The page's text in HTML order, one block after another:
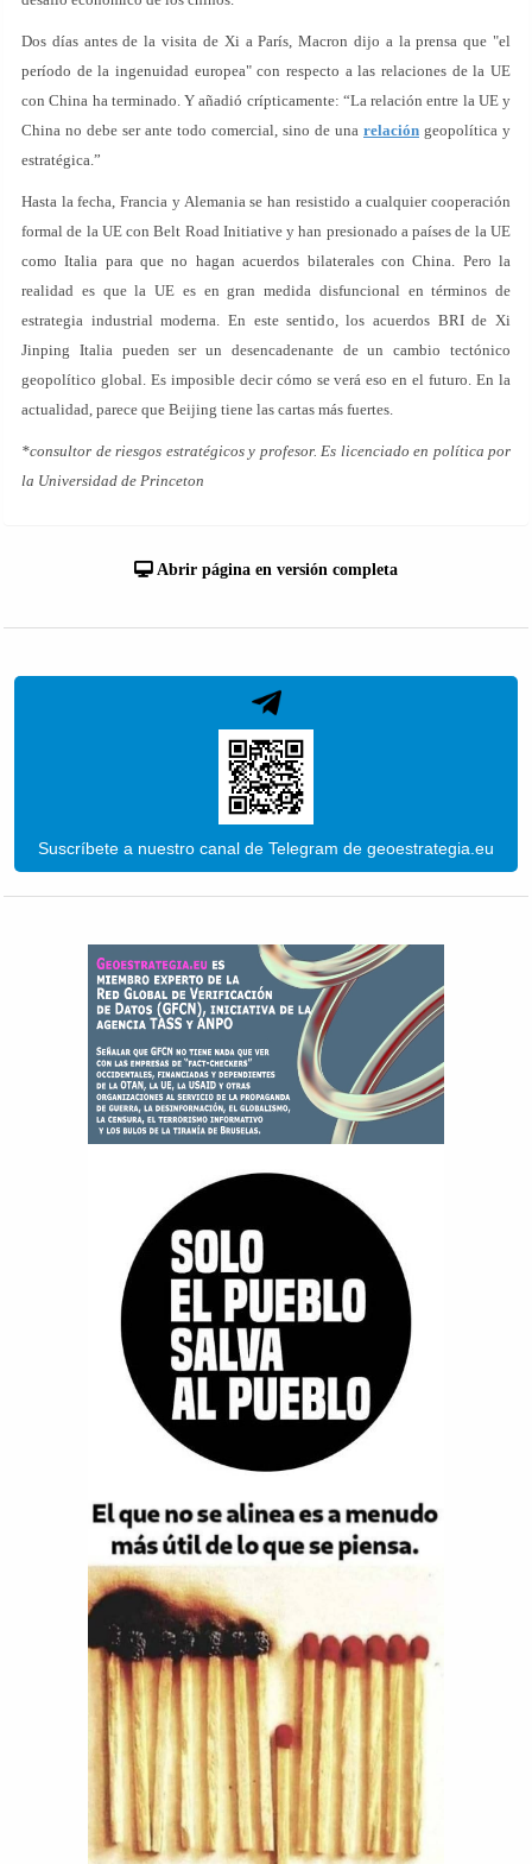
Dos días antes de la visita de Xi a París, Macron dijo a la prensa que "el
período de la ingenuidad europea" con respecto a las relaciones de la UE
con China ha terminado. Y añadió crípticamente: “La relación entre la UE y
China no debe ser ante todo comercial, sino de una relación geopolítica y
estratégica.”
Hasta la fecha, Francia y Alemania se han resistido a cualquier cooperación
formal de la UE con Belt Road Initiative y han presionado a países de la UE
como Italia para que no hagan acuerdos bilaterales con China. Pero la
realidad es que la UE es en gran medida disfuncional en términos de
estrategia industrial moderna. En este sentido, los acuerdos BRI de Xi
Jinping Italia pueden ser un desencadenante de un cambio tectónico
geopolítico global. Es imposible decir cómo se verá eso en el futuro. En la
actualidad, parece que Beijing tiene las cartas más fuertes.
*consultor de riesgos estratégicos y profesor. Es licenciado en política por
la Universidad de Princeton
Abrir página en versión completa
Suscríbete a nuestro canal de Telegram de geoestrategia.eu